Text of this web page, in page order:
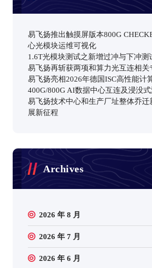
易飞扬推出触摸屏版本800G
心光模块运维可视化
1.6T光模块测试之新增过冲与下冲测
易飞扬再斩获两项和算力光互连相关
易飞扬亮相2026年德国ISC高性能计
400G/800G AI数据中心互连及浸没
易飞扬技术中心和生产厂址整体乔迁
展新征程
Archives
2026 年 8 月
2026 年 7 月
2026 年 6 月